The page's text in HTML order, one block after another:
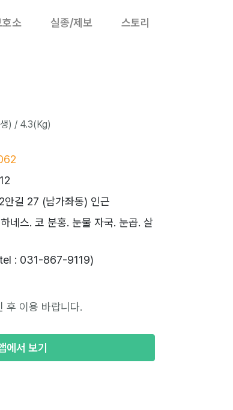
호소 실종/제보 스토리
) / 4.3(Kg)
안길 27 (남가좌동) 인근
네스. 코 분홍. 눈물 자국. 눈곱. 살
: 031-867-9119)
후 이용 바랍니다.
에서 보기